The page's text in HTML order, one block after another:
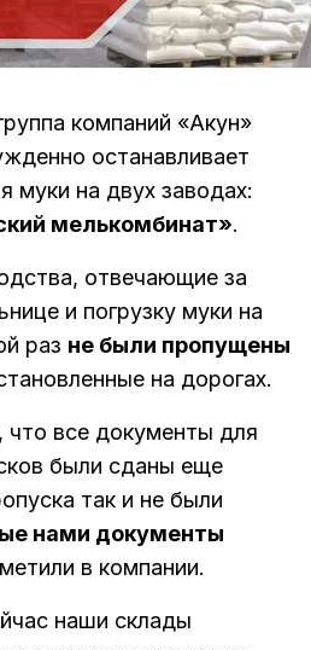
компаний «Акун»
останавливает
муки на двух заводах:
мелькомбинат».
отвечающие за
и погрузку муки на
раз не были пропущены
на дорогах.
что все документы для
были сданы еще
так и не были
нами документы
в компании.
наши склады